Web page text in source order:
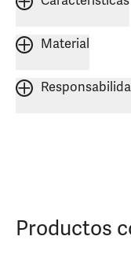
Material
Productos